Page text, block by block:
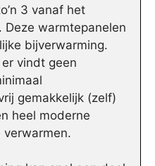
3 vanaf het
Deze warmtepanelen
bijverwarming.
vindt geen
gemakkelijk (zelf)
heel moderne
verwarmen.